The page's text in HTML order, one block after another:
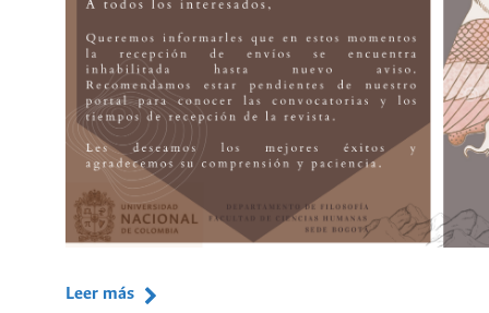
Leer más